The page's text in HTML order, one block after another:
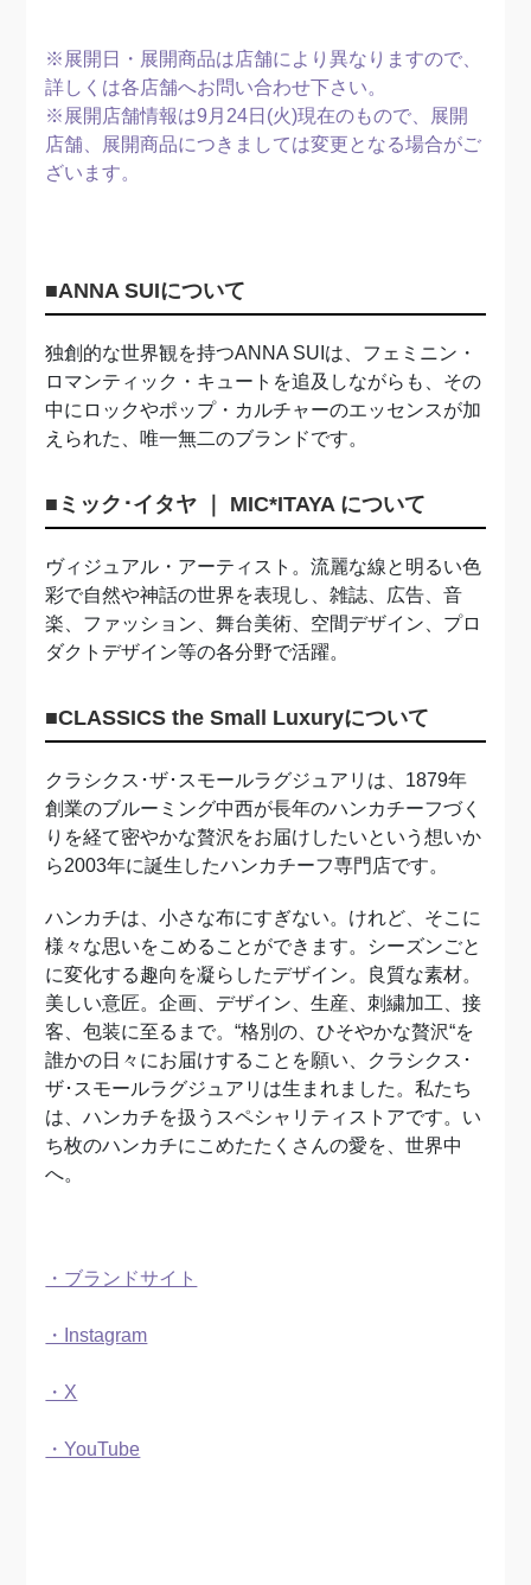
※展開日・展開商品は店舗により異なりますので、
詳しくは各店舗へお問い合わせ下さい。
※展開店舗情報は9月24日(火)現在のもので、展開
店舗、 展開商品につきましては変更となる場合がご
ざいます。
■ANNA SUIについて
独創的な世界観を持つANNA SUIは、フェミニン・
ロマンティック・キュートを追及しながらも、その
中にロックやポップ・カルチャーのエッセンスが加
えられた、唯一無二のブランドです。
■ミック･イタヤ ｜ MIC*ITAYA について
ヴィジュアル・アーティスト。流麗な線と明るい色
彩で自然や神話の世界を表現し、雑誌、広告、音
楽、ファッション、舞台美術、空間デザイン、プロ
ダクトデザイン等の各分野で活躍。
■CLASSICS the Small Luxuryについて
クラシクス･ザ･スモールラグジュアリは、1879年
創業のブルーミング中西が長年のハンカチーフづく
りを経て密やかな贅沢をお届けしたいという想いか
ら2003年に誕生したハンカチーフ専門店です。
ハンカチは、小さな布にすぎない。けれど、そこに
様々な思いをこめることができます。シーズンごと
に変化する趣向を凝らしたデザイン。良質な素材。
美しい意匠。企画、デザイン、生産、刺繍加工、接
客、包装に至るまで。“格別の、ひそやかな贅沢“を
誰かの日々にお届けすることを願い、クラシクス･
ザ･スモールラグジュアリは生まれました。私たち
は、ハンカチを扱うスペシャリティストアです。い
ち枚のハンカチにこめたたくさんの愛を、世界中
へ。
・ブランドサイト
・Instagram
・X
・YouTube